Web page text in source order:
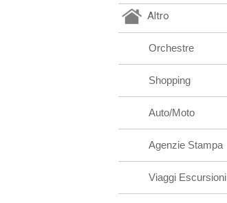
Altro
Orchestre
Shopping
Auto/Moto
Agenzie Stampa
Viaggi Escursioni